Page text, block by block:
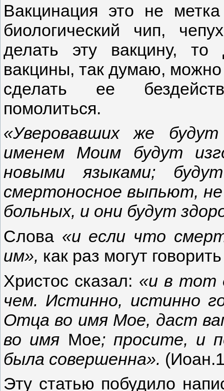
Вакцинация это не
биологический чип,
делать эту вакцину, то
вакцины, так думаю,
сделать ее
помолиться.
«Уверовавших же
именем Моим будут
новыми языками;
смертоносное выпьют,
больных, и они будут
Слова «и если что
им», как раз могут
Христос сказал: «и в тот
чем. Истинно, истинно
Отца во имя Мое, даст
во имя Мое; просите, и
была совершенна».
Эту статью побудило